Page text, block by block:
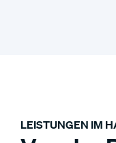
LEISTUNGEN IM